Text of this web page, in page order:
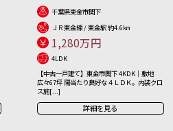
千葉県東金市関下
ＪＲ東金線 / 東金駅 約4.6㎞
1,280万円
4LDK
【中古一戸建て】東金市関下 4KDK｜敷地
広々67坪 陽当たり良好な４ＬＤＫ。内装クロ
ス施[...]
詳細を見る